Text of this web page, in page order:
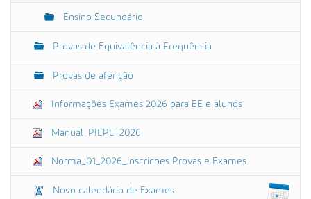
Ensino Secundário
Provas de Equivalência à Frequência
Provas de aferição
Informações Exames 2026 para EE e alunos
Manual_PIEPE_2026
Norma_01_2026_inscricoes Provas e Exames
Novo calendário de Exames